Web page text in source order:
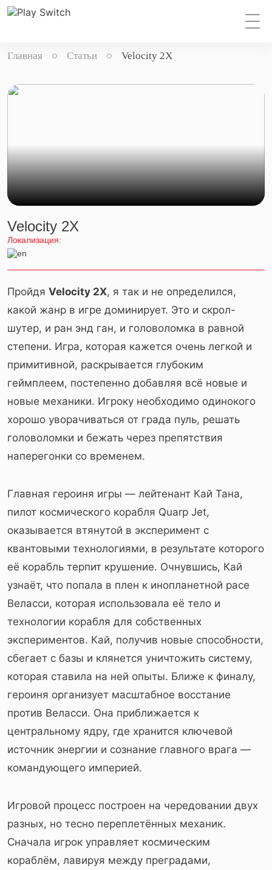
Главная Статьи Velocity 2X
Velocity 2X
Локализация:
Пройдя Velocity 2X, я так и не определился,
какой жанр в игре доминирует. Это и скрол-
шутер, и ран энд ган, и головоломка в равной
степени. Игра, которая кажется очень легкой и
примитивной, раскрывается глубоким
геймплеем, постепенно добавляя всё новые и
новые механики. Игроку необходимо одинокого
хорошо уворачиваться от града пуль, решать
головоломки и бежать через препятствия
наперегонки со временем.
Главная героиня игры — лейтенант Кай Тана,
пилот космического корабля Quarp Jet,
оказывается втянутой в эксперимент с
квантовыми технологиями, в результате которого
её корабль терпит крушение. Очнувшись, Кай
узнаёт, что попала в плен к инопланетной расе
Веласси, которая использовала её тело и
технологии корабля для собственных
экспериментов. Кай, получив новые способности,
сбегает с базы и клянется уничтожить систему,
которая ставила на ней опыты. Ближе к финалу,
героиня организует масштабное восстание
против Веласси. Она приближается к
центральному ядру, где хранится ключевой
источник энергии и сознание главного врага —
командующего империей.
Игровой процесс построен на чередовании двух
разных, но тесно переплетённых механик.
Сначала игрок управляет космическим
кораблём, лавируя между преградами,